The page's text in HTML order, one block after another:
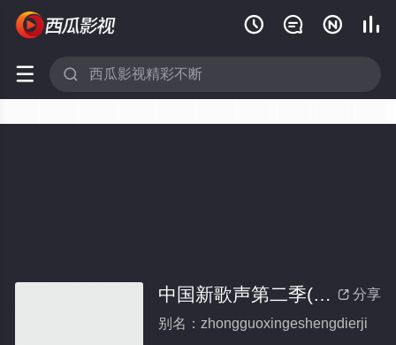
   
 
 分享
中国新歌声第二季(全集)
别名：zhongguoxingeshengdierji